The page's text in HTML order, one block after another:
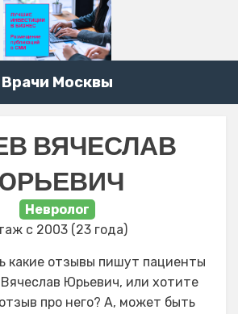
Врачи Москвы
ВЯЧЕСЛАВ
Невролог
с 2003 (23 года)
какие отзывы пишут пациенты
Юрьевич, или хотите
про него? А, может быть